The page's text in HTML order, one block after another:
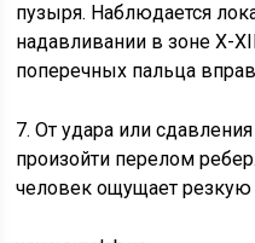
пузыря. Наблюдается
надавливании в зоне Х-
поперечных пальца
7. От удара или
произойти перелом
человек ощущает